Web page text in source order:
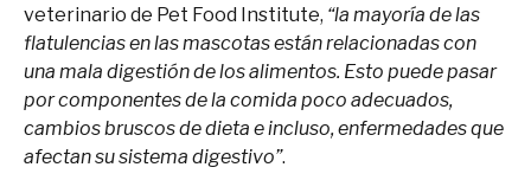
veterinario de Pet Food Institute, “la mayoría de las
flatulencias en las mascotas están relacionadas con
una mala digestión de los alimentos. Esto puede pasar
por componentes de la comida poco adecuados,
cambios bruscos de dieta e incluso, enfermedades que
afectan su sistema digestivo”.